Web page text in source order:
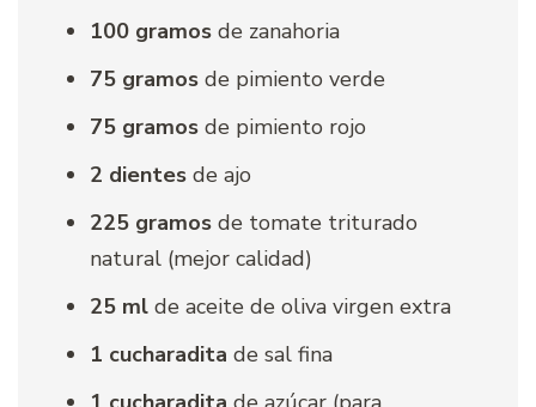
100 gramos de zanahoria
75 gramos de pimiento verde
75 gramos de pimiento rojo
2 dientes de ajo
225 gramos de tomate triturado
natural (mejor calidad)
25 ml de aceite de oliva virgen extra
1 cucharadita de sal fina